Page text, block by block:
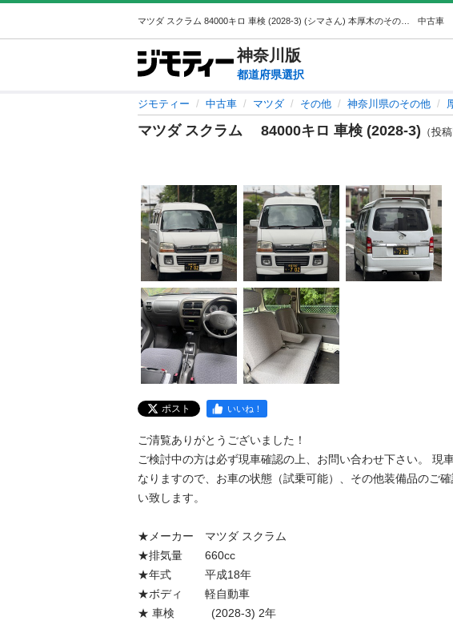
中古車
神奈川 版
都道府県選択
ジモティー 中古車 マツダ その他 神奈川県のその他
マツダ スクラム 84000キロ 車検 (2028-3) （投
ポスト いいね！
ご清覧ありがとうございました！
ご検討中の方は必ず現車確認の上、お問い合わせ下さい。 現
なりますので、お車の状態（試乗可能）、その他装備品のご
い致します。
★メーカー　マツダ スクラム
★排気量　　660cc
★年式　　　平成18年
★ボディ　　軽自動車
★ 車検　　　 (2028-3) 2年